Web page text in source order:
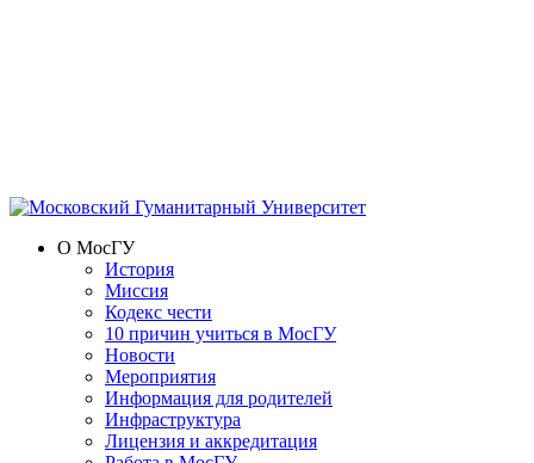
О МосГУ
История
Миссия
Кодекс чести
10 причин учиться в МосГУ
Новости
Мероприятия
Информация для родителей
Инфраструктура
Лицензия и аккредитация